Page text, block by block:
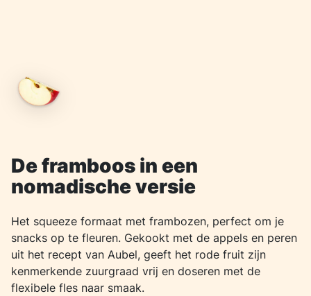
De framboos in een
nomadische versie
Het squeeze formaat met frambozen, perfect om je
snacks op te fleuren. Gekookt met de appels en peren
uit het recept van Aubel, geeft het rode fruit zijn
kenmerkende zuurgraad vrij en doseren met de
flexibele fles naar smaak.